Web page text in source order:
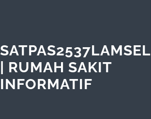
SATPAS2537LAMSEL
| RUMAH SAKIT
INFORMATIF